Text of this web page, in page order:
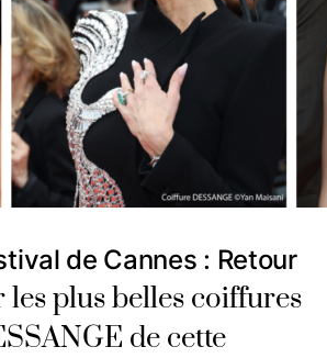
de Cannes : Retour
les plus belles coiffures
de cette